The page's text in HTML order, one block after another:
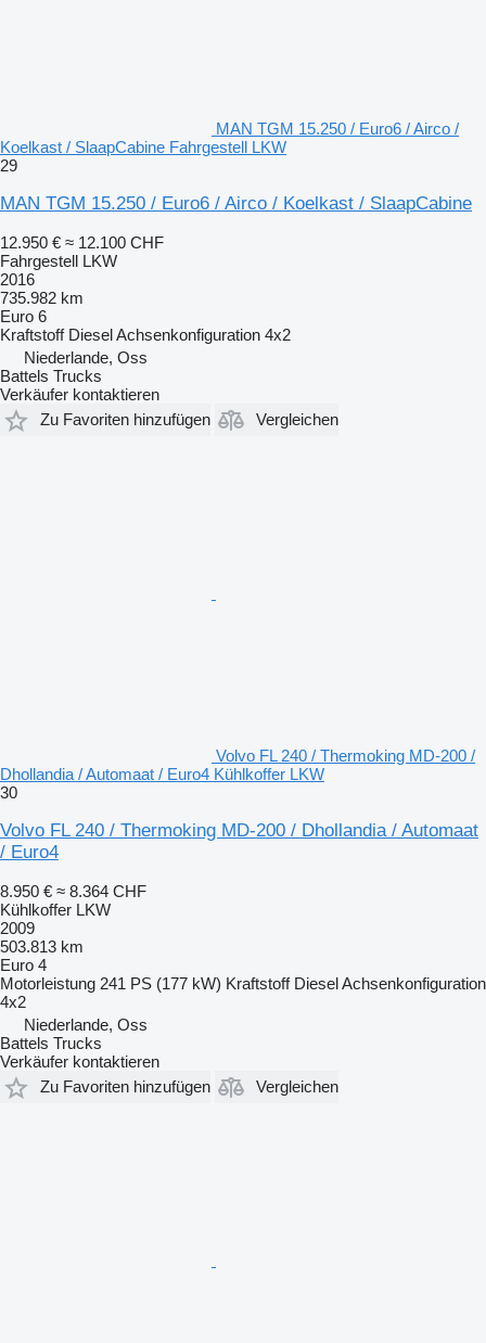
MAN TGM 15.250 / Euro6 / Airco /
Koelkast / SlaapCabine Fahrgestell LKW
29
MAN TGM 15.250 / Euro6 / Airco / Koelkast / SlaapCabine
12.950 € ≈ 12.100 CHF
Fahrgestell LKW
2016
735.982 km
Euro 6
Kraftstoff DieselAchsenkonfiguration 4x2
Niederlande, Oss
Battels Trucks
Verkäufer kontaktieren
Zu Favoriten hinzufügen
Vergleichen
Volvo FL 240 / Thermoking MD-200 /
Dhollandia / Automaat / Euro4 Kühlkoffer LKW
30
Volvo FL 240 / Thermoking MD-200 / Dhollandia / Automaat
/ Euro4
8.950 € ≈ 8.364 CHF
Kühlkoffer LKW
2009
503.813 km
Euro 4
Motorleistung 241 PS (177 kW) Kraftstoff DieselAchsenkonfiguration
4x2
Niederlande, Oss
Battels Trucks
Verkäufer kontaktieren
Zu Favoriten hinzufügen
Vergleichen